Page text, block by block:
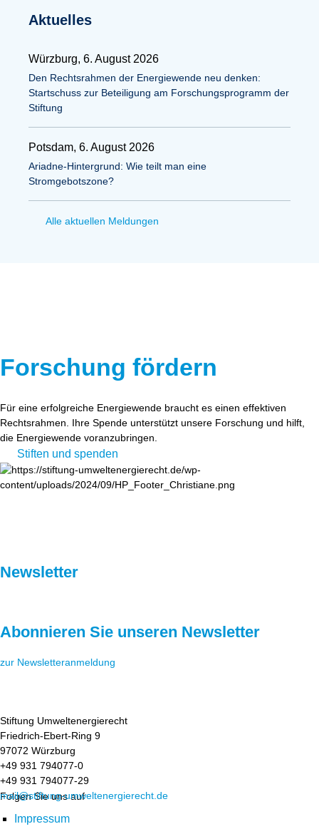
Aktuelles
Würzburg, 6. August 2026
Den Rechtsrahmen der Energiewende neu denken:
Startschuss zur Beteiligung am Forschungsprogramm der
Stiftung
Potsdam, 6. August 2026
Ariadne-Hintergrund: Wie teilt man eine
Stromgebotszone?
Alle aktuellen Meldungen
Forschung fördern
Für eine erfolgreiche Energiewende braucht es einen effektiven
Rechtsrahmen. Ihre Spende unterstützt unsere Forschung und hilft,
die Energiewende voranzubringen.
Stiften und spenden
Newsletter
Abonnieren Sie unseren Newsletter
zur Newsletteranmeldung
Stiftung Umweltenergierecht
Friedrich-Ebert-Ring 9
97072 Würzburg
+49 931 794077-0
+49 931 794077-29
mail@stiftung-umweltenergierecht.de
Folgen Sie uns auf
Impressum